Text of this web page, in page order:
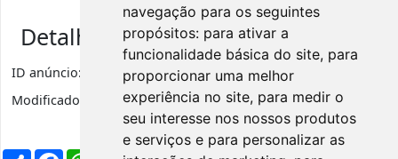
navegação para os seguintes
propósitos: para ativar a
funcionalidade básica do site, para
proporcionar uma melhor
experiência no site, para medir o
seu interesse nos nossos produtos
e serviços e para personalizar as
Detalhes de anúncio
ID anúncio: 2391 Visualizações
651
Modificado:
5 anos Categoria: Desporto